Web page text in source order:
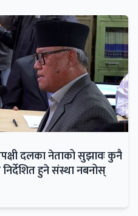
दलका नेताको सुझावः कुनै
हुने संस्था नबनोस्